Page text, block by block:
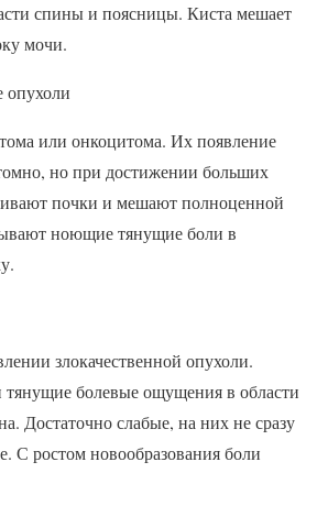
спины и поясницы. Киста мешает
мочи.
опухоли
или онкоцитома. Их появление
но при достижении больших
почки и мешают полноценной
ноющие тянущие боли в
злокачественной опухоли.
болевые ощущения в области
Достаточно слабые, на них не сразу
С ростом новообразования боли